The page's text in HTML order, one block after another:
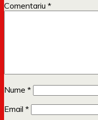
Comentariu *
Nume *
Email *